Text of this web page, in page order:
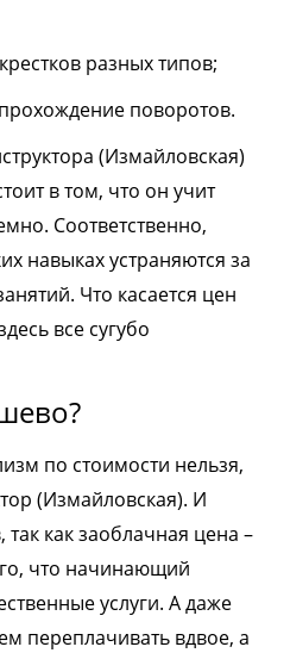
разных типов;
поворотов.
(Измайловская)
в том, что он учит
Соответственно,
навыках устраняются за
Что касается цен
все сугубо
по стоимости нельзя,
(Измайловская). И
как заоблачная цена –
что начинающий
услуги. А даже
переплачивать вдвое, а